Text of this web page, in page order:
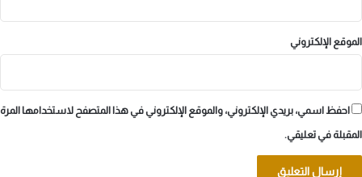
الموقع الإلكتروني
احفظ اسمي، بريدي الإلكتروني، والموقع الإلكتروني في هذا المتصفح لاستخدامها المرة
المقبلة في تعليقي.